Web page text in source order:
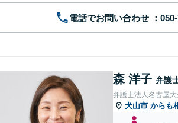
電話でお問い合わせ
森 洋子 弁護
弁護士法人名古屋
犬山市 からも